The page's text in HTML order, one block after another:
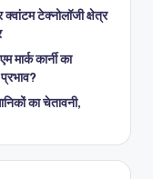
टेक्नोलॉजी क्षेत्र
कार्नी का
का चेतावनी,